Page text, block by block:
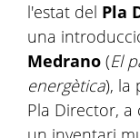
l'estat del Pla
una
Medrano (El
energètica), la
Pla Director, a